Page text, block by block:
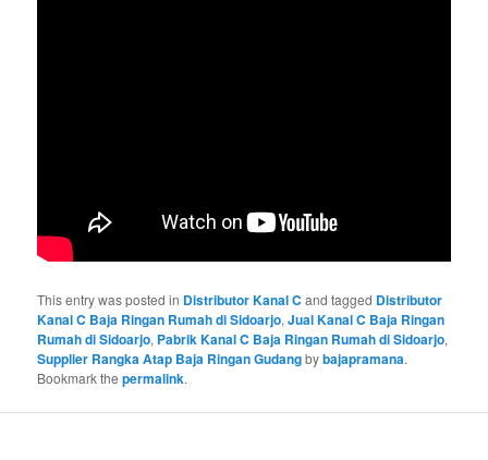
This entry was posted in Distributor Kanal C and tagged Distributor
Kanal C Baja Ringan Rumah di Sidoarjo,Jual Kanal C Baja Ringan
Rumah di Sidoarjo, Pabrik Kanal C Baja Ringan Rumah di Sidoarjo,
Supplier Rangka Atap Baja Ringan Gudangbybajapramana.
Bookmark thepermalink.